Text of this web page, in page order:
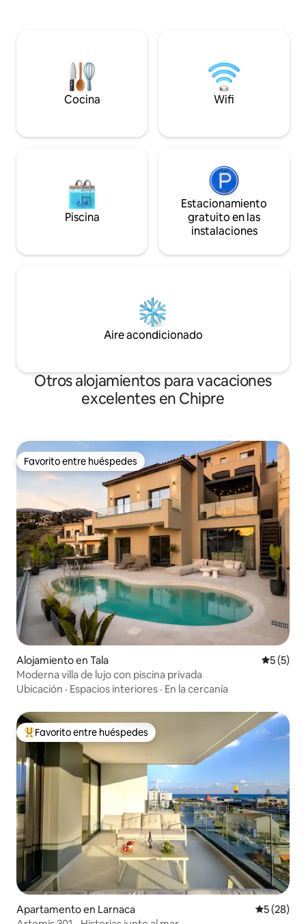
comodidades del hogar. Magia22 tiene
capacidad para 7 personas, cuenta con
wifi gratuito, zona de parrilla y todas las
del encantador
romántico lugar
despierta con el
Cocina Wifi
Piscina
Estacionamiento
gratuito en las
instalaciones
Aire acondicionado
Otros alojamientos para vacaciones
excelentes en Chipre
Favorito entre huéspedes
Favorito entre huéspedes
Alojamiento en Tala
5 (5)
Moderna villa de lujo con piscina privada
Ubicación · Espacios interiores · En la cercanía
Favorito entre huéspedes preferido
Favorito entre huéspedes
Apartamento en Larnaca
5 (28)